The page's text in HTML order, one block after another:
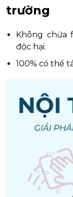
trường
Không chứa
độc hại.
100% có thể